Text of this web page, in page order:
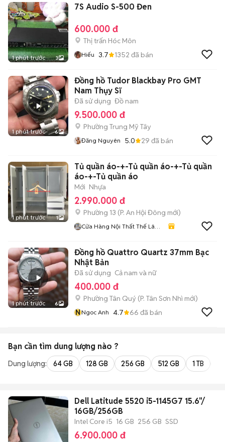
1 phút trước 3
7S Audio S-500 Đen
600.000 đ
Thị trấn Hóc Môn
Hiếu 3.7 1352 đã bán
1 phút trước 6
Đồng hồ Tudor Blackbay Pro GMT
Nam Thụy Sĩ
Đã sử dụng Đồ nam
9.500.000 đ
Phường Trung Mỹ Tây
Đăng Nguyên 5.0 29 đã bán
1 phút trước 1
Tủ quần áo-+-Tủ quần áo-+-Tủ quần
áo-+-Tủ quần áo
Mới Nhựa
2.990.000 đ
Phường 13 (P. An Hội Đông mới)
Cửa Hàng Nội Thất Thế Lâm
1 phút trước 6
Đồng hồ Quattro Quartz 37mm Bạc
Nhật Bản
Đã sử dụng Cả nam và nữ
400.000 đ
Phường Tân Quý (P. Tân Sơn Nhì mới)
NNgoc Anh 4.7 66 đã bán
Bạn cần tìm dung lượng nào ?
Dung lượng: 64 GB 128 GB 256 GB 512 GB 1 TB
Dell Latitude 5520 i5-1145G7 15.6"/
16GB/256GB
Intel Core i5 16 GB 256 GB SSD
6.900.000 đ